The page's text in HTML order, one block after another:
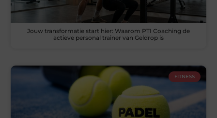
Jouw transformatie start hier: Waarom PTI Coaching de
actieve personal trainer van Geldrop is
FITNESS